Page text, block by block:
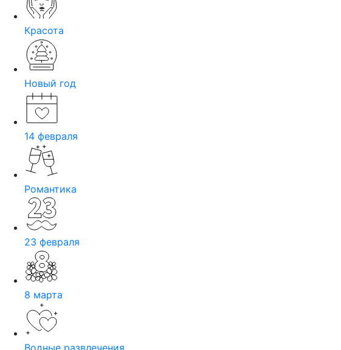
Красота
Новый год
14 февраля
Романтика
23 февраля
8 марта
Водные развлечения